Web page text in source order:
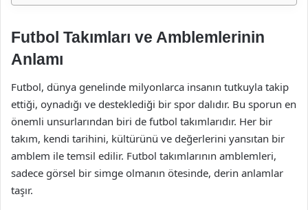
Futbol Takımları ve Amblemlerinin
Anlamı
Futbol, dünya genelinde milyonlarca insanın tutkuyla takip
ettiği, oynadığı ve desteklediği bir spor dalıdır. Bu sporun en
önemli unsurlarından biri de futbol takımlarıdır. Her bir
takım, kendi tarihini, kültürünü ve değerlerini yansıtan bir
amblem ile temsil edilir. Futbol takımlarının amblemleri,
sadece görsel bir simge olmanın ötesinde, derin anlamlar
taşır.